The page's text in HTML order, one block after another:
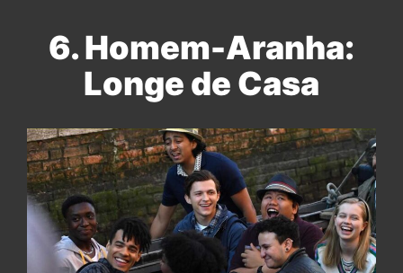
6. Homem-Aranha:
Longe de Casa